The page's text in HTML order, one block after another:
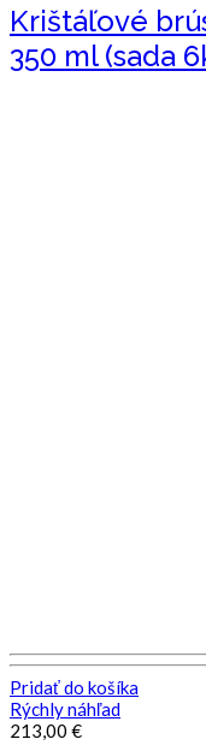
Krištáľové
350 ml (sada
Pridať do košíka
Rýchly náhľad
213,00 €